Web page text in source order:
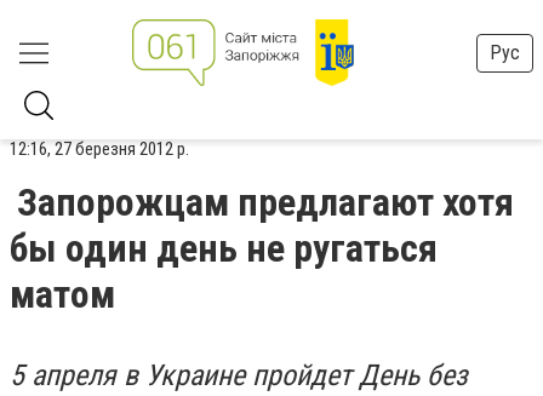
Рус
12:16, 27 березня 2012 р.
Запорожцам предлагают хотя
бы один день не ругаться
матом
5 апреля в Украине пройдет День без